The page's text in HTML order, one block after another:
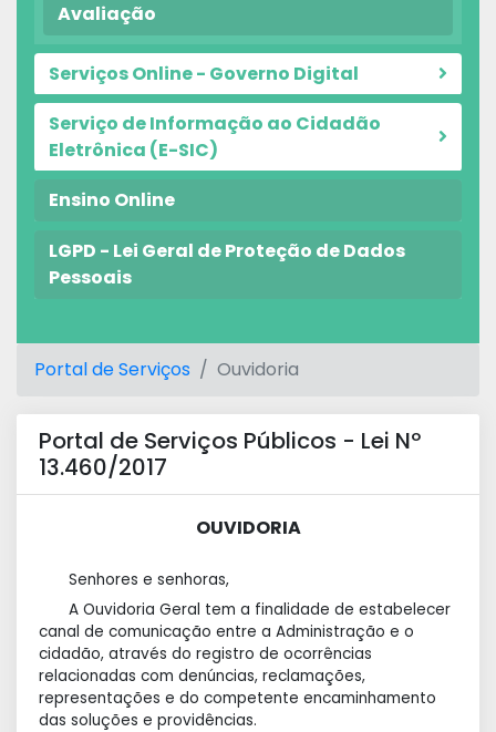
Avaliação
Serviços Online - Governo Digital
Serviço de Informação ao Cidadão
Eletrônica (E-SIC)
Ensino Online
LGPD - Lei Geral de Proteção de Dados
Pessoais
Portal de Serviços Ouvidoria
Portal de Serviços Públicos - Lei Nº
13.460/2017
OUVIDORIA
Senhores e senhoras,
A Ouvidoria Geral tem a finalidade de estabelecer
canal de comunicação entre a Administração e o
cidadão, através do registro de ocorrências
relacionadas com denúncias, reclamações,
representações e do competente encaminhamento
das soluções e providências.